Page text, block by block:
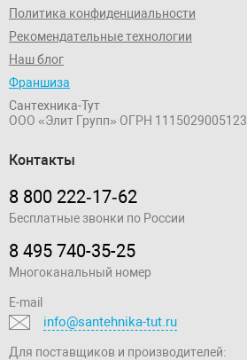
Политика конфиденциальности
Рекомендательные технологии
Наш блог
Франшиза
Сантехника-Тут
ООО «Элит Групп» ОГРН 1115029005123
Контакты
8 800 222‑17‑62
Бесплатные звонки по России
8 495 740-35-25
Многоканальный номер
E-mail
info@santehnika-tut.ru
Для поставщиков и производителей: